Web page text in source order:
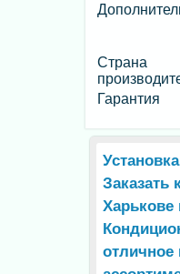
Страна
Гарантия
Заказать
Харькове
отличное